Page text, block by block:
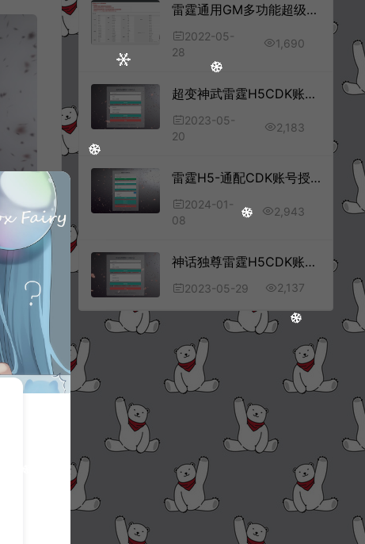
雷霆通用GM多功能超级后台
2022-05-
28
1,690
超变神武雷霆H5CDK账号授权后台+GM授权后台+使用说明
2023-05-
20
2,183
雷霆H5-通配CDK账号授权后台+GM授权后台+使用说明
2024-01-
08
2,943
神话独尊雷霆H5CDK账号授权后台+GM授权后台+使用说明
2023-05-29 2,137